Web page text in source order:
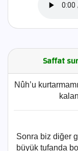
Saffat
Nûh’u
Sonra biz diğer
büyük tufanda